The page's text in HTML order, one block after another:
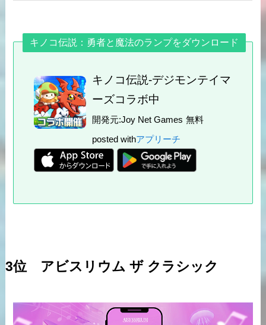
キノコ伝説：勇者と魔法のランプをダウンロード
キノコ伝説-デジモンテイマ
ーズコラボ中
開発元:Joy Net Games 無料
posted withアプリーチ
3位 アビスリウム ザ クラシック